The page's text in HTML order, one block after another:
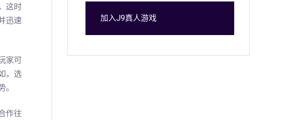
这时
迅速
家可
，选
作往
加入J9真人游戏